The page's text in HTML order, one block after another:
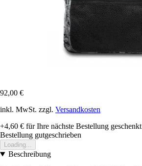
92,00 €
inkl. MwSt. zzgl. Versandkosten
+4,60 € für Ihre nächste Bestellung geschenkt
Bestellung gutgeschrieben
Loading...
Beschreibung